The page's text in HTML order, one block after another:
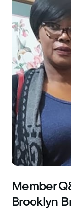
Member
Brooklyn